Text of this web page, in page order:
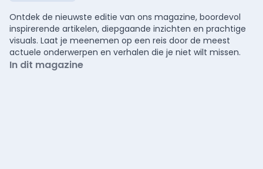
Ontdek de nieuwste editie van ons magazine, boordevol
inspirerende artikelen, diepgaande inzichten en prachtige
visuals. Laat je meenemen op een reis door de meest
actuele onderwerpen en verhalen die je niet wilt missen.
In dit magazine